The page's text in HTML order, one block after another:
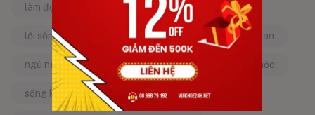
làm đẹp từ bên trong làm đẹp tự nhiên
lối sống lành mạnh mật ong mẹo dân gian
ngủ ngon năng lượng tích cực sống khỏe
sống khỏe mỗi ngày sống khỏe đẹp